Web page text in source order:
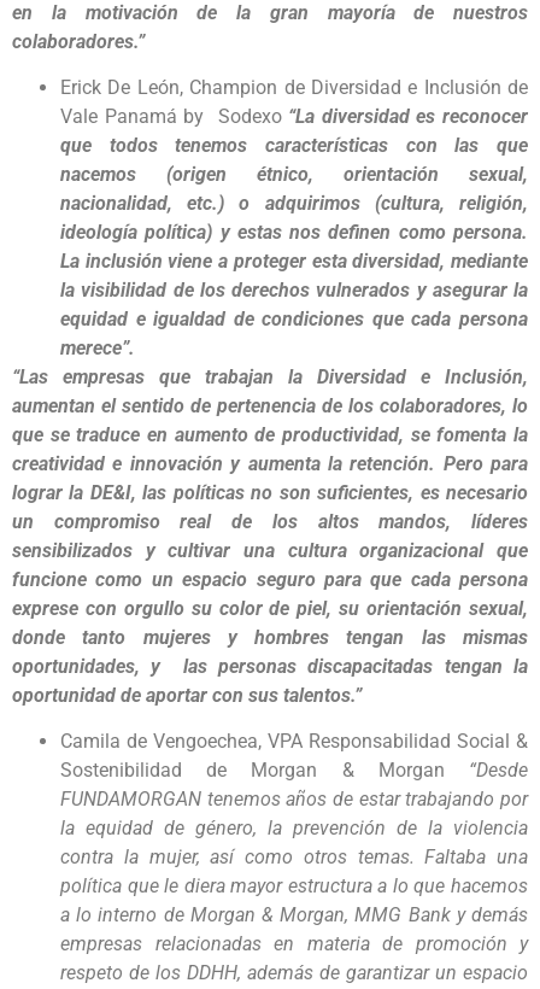
en la motivación de la gran mayoría de nuestros
colaboradores.”
Erick De León, Champion de Diversidad e Inclusión de
Vale Panamá by Sodexo “La diversidad es reconocer
que todos tenemos características con las que
nacemos (origen étnico, orientación sexual,
nacionalidad, etc.) o adquirimos (cultura, religión,
ideología política) y estas nos definen como persona.
La inclusión viene a proteger esta diversidad, mediante
la visibilidad de los derechos vulnerados y asegurar la
equidad e igualdad de condiciones que cada persona
merece”.
“Las empresas que trabajan la Diversidad e Inclusión,
aumentan el sentido de pertenencia de los colaboradores, lo
que se traduce en aumento de productividad, se fomenta la
creatividad e innovación y aumenta la retención. Pero para
lograr la DE&I, las políticas no son suficientes, es necesario
un compromiso real de los altos mandos, líderes
sensibilizados y cultivar una cultura organizacional que
funcione como un espacio seguro para que cada persona
exprese con orgullo su color de piel, su orientación sexual,
donde tanto mujeres y hombres tengan las mismas
oportunidades, y las personas discapacitadas tengan la
oportunidad de aportar con sus talentos.”
Camila de Vengoechea, VPA Responsabilidad Social &
Sostenibilidad de Morgan & Morgan “Desde
FUNDAMORGAN tenemos años de estar trabajando por
la equidad de género, la prevención de la violencia
contra la mujer, así como otros temas. Faltaba una
política que le diera mayor estructura a lo que hacemos
a lo interno de Morgan & Morgan, MMG Bank y demás
empresas relacionadas en materia de promoción y
respeto de los DDHH, además de garantizar un espacio